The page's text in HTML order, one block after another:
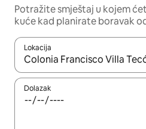
Potražite smještaj u kojem
kuće kad planirate boravak
Lokacija
Kada budu dostupni rezultati,
Dolazak